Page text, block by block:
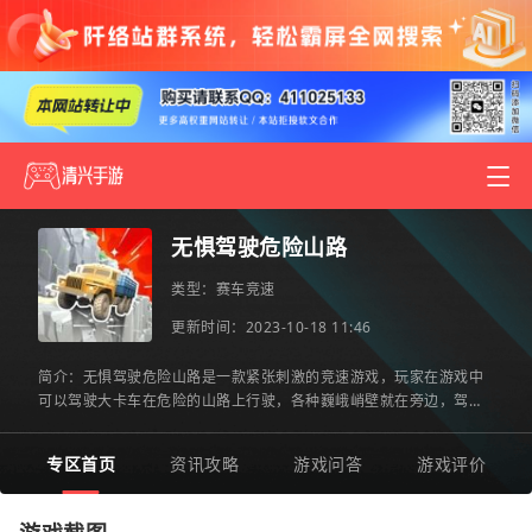
无惧驾驶危险山路
类型： 赛车竞速
更新时间：2023-10-18 11:46
简介：无惧驾驶危险山路是一款紧张刺激的竞速游戏，玩家在游戏中
可以驾驶大卡车在危险的山路上行驶，各种巍峨峭壁就在旁边，驾驶
专区首页 资讯攻略 游戏问答 游戏评价